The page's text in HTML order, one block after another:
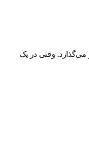
وقتی در یک